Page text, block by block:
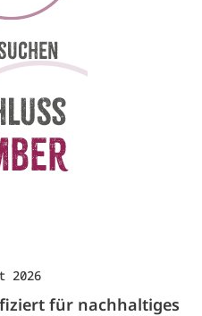
2026
für nachhaltiges